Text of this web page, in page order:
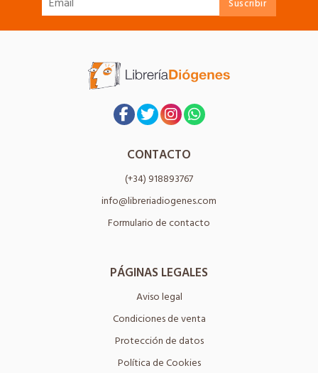
CONTACTO
(+34) 918893767
info@libreriadiogenes.com
Formulario de contacto
PÁGINAS LEGALES
Aviso legal
Condiciones de venta
Protección de datos
Política de Cookies